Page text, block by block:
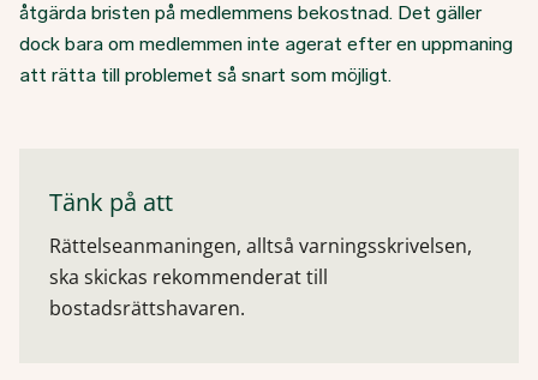
åtgärda bristen på medlemmens bekostnad. Det gäller
dock bara om medlemmen inte agerat efter en uppmaning
att rätta till problemet så snart som möjligt.
Tänk på att
Rättelseanmaningen, alltså varningsskrivelsen,
ska skickas rekommenderat till
bostadsrättshavaren.